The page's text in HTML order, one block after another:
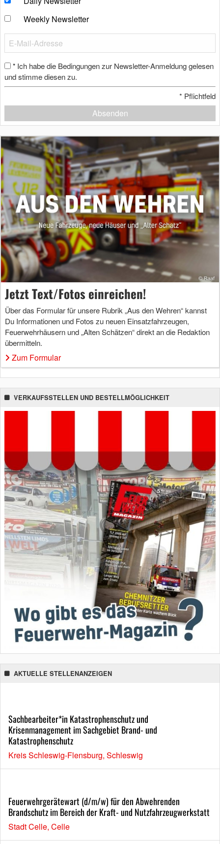
Weekly Newsletter
* Ich habe die Bedingungen zur Newsletter-Anmeldung gelesen
und stimme diesen zu.
* Pflichtfeld
Absenden
Jetzt Text/Fotos einreichen!
Über das Formular für unsere Rubrik „Aus den Wehren“ kannst
Du Informationen und Fotos zu neuen Einsatzfahrzeugen,
Feuerwehrhäusern und „Alten Schätzen“ direkt an die Redaktion
übermitteln.
Zum Formular
VERKAUFSSTELLEN UND BESTELLMÖGLICHKEIT
AKTUELLE STELLENANZEIGEN
Sachbearbeiter*in Katastrophenschutz und
Krisenmanagement im Sachgebiet Brand- und
Katastrophenschutz
Kreis Schleswig-Flensburg, Schleswig
Feuerwehrgerätewart (d/m/w) für den Abwehrenden
Brandschutz im Bereich der Kraft- und Nutzfahrzeugwerkstatt
Stadt Celle, Celle